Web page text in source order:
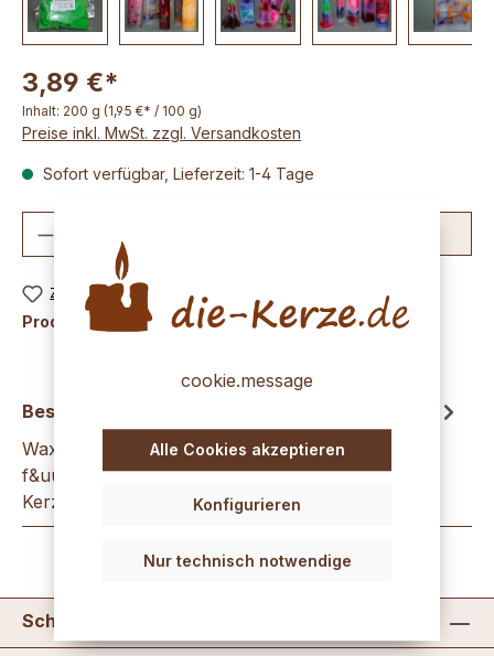
3,89 €*
Inhalt: 200 g (1,95 €* / 100 g)
Preise inkl. MwSt. zzgl. Versandkosten
Sofort verfügbar, Lieferzeit: 1-4 Tage
Produkt Anzahl: Gib den
Zum Merkzettel hinzufügen
Produktnummer: K1065-10
Beschreibung
WaxBreakies grasgr&uuml;n 200g WaxBreakies -
f&uuml;r den besonderen Effekt beim
Kerzengie&szlig;en! WaxBreakies sind kl…
Schreib uns
cookie.message
Nur technisch notwendige
Konfigurieren
Alle Cookies akzeptieren